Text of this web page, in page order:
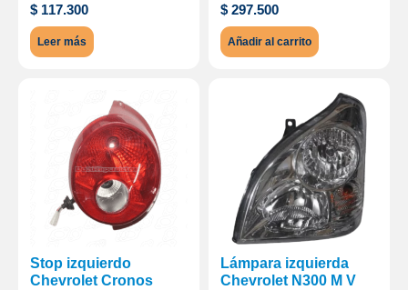
$ 117.300
Leer más
$ 297.500
Añadir al carrito
Stop izquierdo
Chevrolet Cronos
Lámpara izquierda
Chevrolet N300 M V